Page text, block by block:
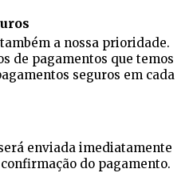
a nossa prioridade.
de pagamentos que temos
seguros em cada
enviada imediatamente
do pagamento.